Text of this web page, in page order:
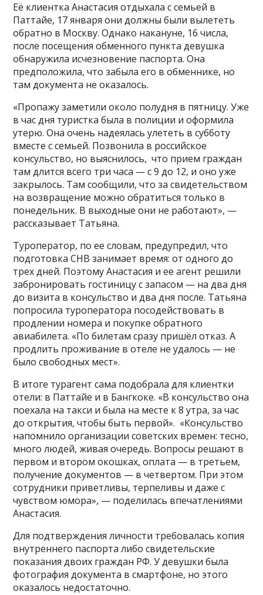
Её клиентка Анастасия отдыхала с семьей в
Паттайе, 17 января они должны были вылететь
обратно в Москву. Однако накануне, 16 числа,
после посещения обменного пункта девушка
обнаружила исчезновение паспорта. Она
предположила, что забыла его в обменнике, но
там документа не оказалось.
«Пропажу заметили около полудня в пятницу. Уже
в час дня туристка была в полиции и оформила
утерю. Она очень надеялась улететь в субботу
вместе с семьей. Позвонила в российское
консульство, но выяснилось, что прием граждан
там длится всего три часа — с 9 до 12, и оно уже
закрылось. Там сообщили, что за свидетельством
на возвращение можно обратиться только в
понедельник. В выходные они не работают», —
рассказывает Татьяна.
Туроператор, по ее словам, предупредил, что
подготовка СНВ занимает время: от одного до
трех дней. Поэтому Анастасия и ее агент решили
забронировать гостиницу с запасом — на два дня
до визита в консульство и два дня после. Татьяна
попросила туроператора посодействовать в
продлении номера и покупке обратного
авиабилета. «По билетам сразу пришёл отказ. А
продлить проживание в отеле не удалось — не
было свободных мест».
В итоге турагент сама подобрала для клиентки
отели: в Паттайе и в Бангкоке. «В консульство она
поехала на такси и была на месте к 8 утра, за час
до открытия, чтобы быть первой». «Консульство
напомнило организации советских времен: тесно,
много людей, живая очередь. Вопросы решают в
первом и втором окошках, оплата — в третьем,
получение документов — в четвертом. При этом
сотрудники приветливы, терпеливы и даже с
чувством юмора», — поделилась впечатлениями
Анастасия.
Для подтверждения личности требовалась копия
внутреннего паспорта либо свидетельские
показания двоих граждан РФ. У девушки была
фотография документа в смартфоне, но этого
оказалось недостаточно.